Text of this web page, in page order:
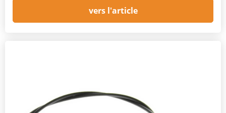
vers l'article